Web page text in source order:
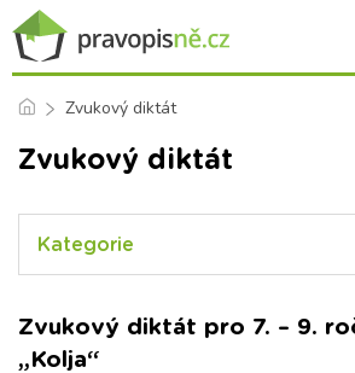
Zvukový diktát
Zvukový diktát
Kategorie
Zvukový diktát pro 7. – 9.
„Kolja“